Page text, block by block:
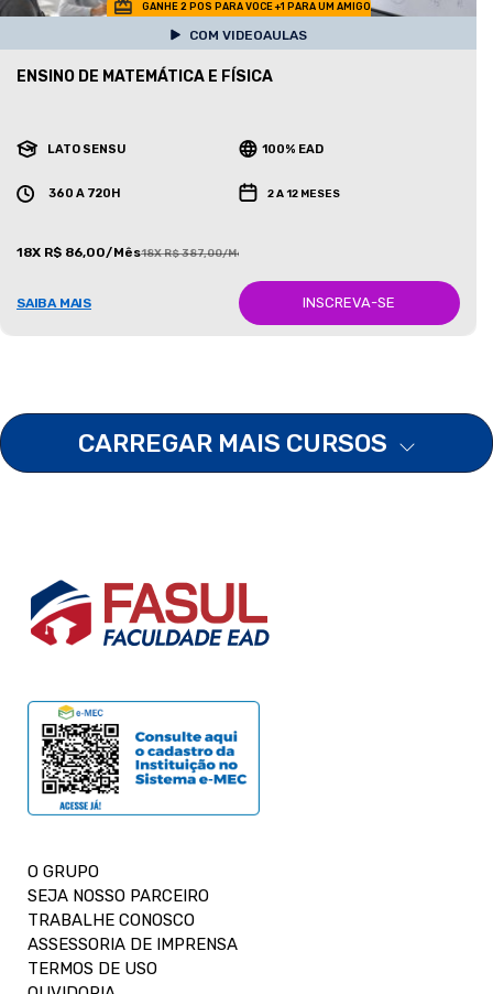
GANHE 2 POS PARA VOCE +1 PARA UM AMIGO
COM VIDEOAULAS
ENSINO DE MATEMÁTICA E FÍSICA
LATO SENSU 100% EAD
360 A 720H 2 A 12 MESES
18X R$ 86,00/Mês18X R$ 387,00/Mês
SAIBA MAIS INSCREVA-SE
CARREGAR MAIS CURSOS
O GRUPO
SEJA NOSSO PARCEIRO
TRABALHE CONOSCO
ASSESSORIA DE IMPRENSA
TERMOS DE USO